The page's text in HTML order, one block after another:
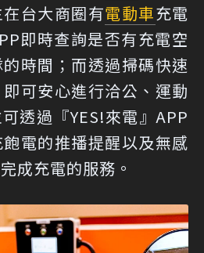
台大商圈有電動車充電
即時查詢是否有充電空
時間；而透過掃碼快速
可安心進行洽公、運動
透過『YES!來電』APP
電的推播提醒以及無感
成充電的服務。